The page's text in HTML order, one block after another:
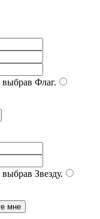
выбрав Флаг.
выбрав Звезду.